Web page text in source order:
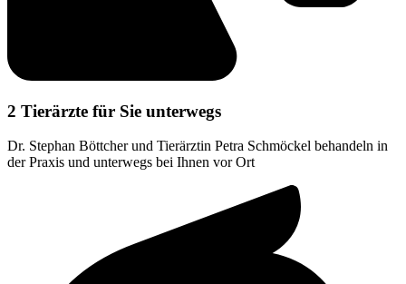
2 Tierärzte für Sie unterwegs
Dr. Stephan Böttcher und Tierärztin Petra Schmöckel behandeln in
der Praxis und unterwegs bei Ihnen vor Ort